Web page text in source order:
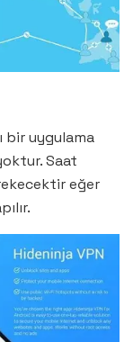
bir uygulama
Saat
eğer